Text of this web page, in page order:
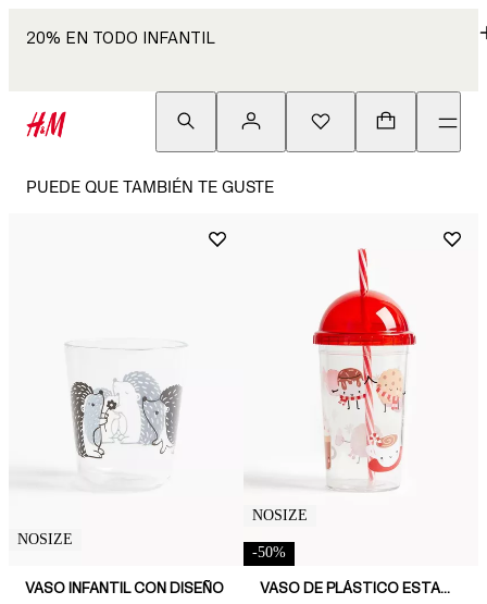
20% EN TODO INFANTIL
PUEDE QUE TAMBIÉN TE GUSTE
NOSIZE
VASO INFANTIL CON DISEÑO
NOSIZE
-50%
VASO DE PLÁSTICO ESTAMPADO CON BOMBILLA